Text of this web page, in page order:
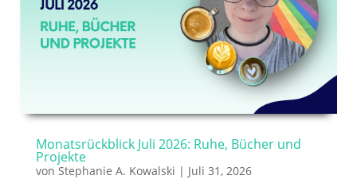
Monatsrückblick Juli 2026: Ruhe, Bücher und
Projekte
von Stephanie A. Kowalski | Juli 31, 2026